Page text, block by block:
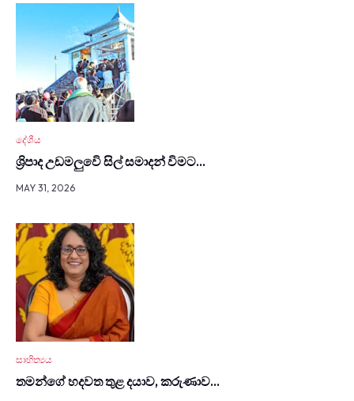
දේශීය
ශ්‍රිපාද උඩමලුවෙි සිල් සමාදන් විමට…
MAY 31, 2026
සාහිත්‍යය
තමන්ගේ හදවත තුළ දයාව, කරුණාව…